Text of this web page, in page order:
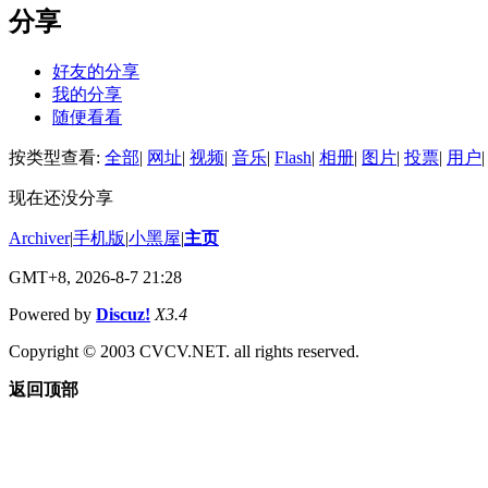
分享
好友的分享
我的分享
随便看看
按类型查看: 全部| 网址| 视频| 音乐| Flash| 相册| 图片| 投票| 用户|
现在还没分享
Archiver|手机版|小黑屋|主页
GMT+8, 2026-8-7 21:28
Powered by Discuz! X3.4
Copyright © 2003 CVCV.NET. all rights reserved.
返回顶部